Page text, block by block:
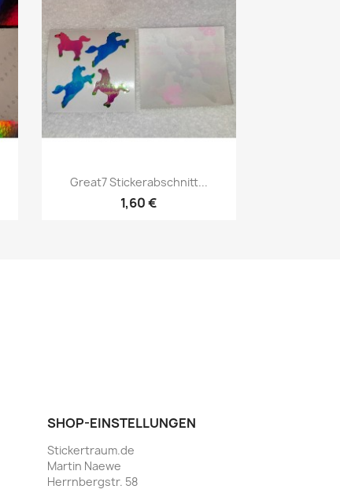
Great7 Stickerabschnitt...
1,60 €
SHOP-EINSTELLUNGEN
Stickertraum.de
Martin Naewe
Herrnbergstr. 58